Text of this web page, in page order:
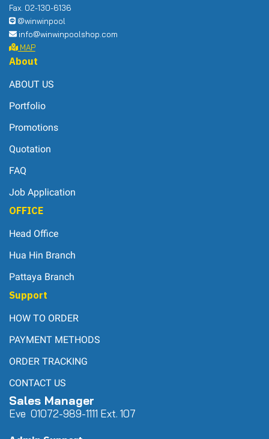
Fax. 02-130-6136
@winwinpool
info@winwinpoolshop.com
MAP
About
ABOUT US
Portfolio
Promotions
Quotation
FAQ
Job Application
OFFICE
Head Office
Hua Hin Branch
Pattaya Branch
Support
HOW TO ORDER
PAYMENT METHODS
ORDER TRACKING
CONTACT US
Sales Manager
Eve 01072-989-1111 Ext. 107